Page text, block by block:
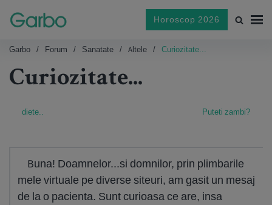
Horoscop 2026
Garbo Forum Sanatate Altele Curiozitate...
Curiozitate...
diete.. Puteti zambi?
Buna! Doamnelor...si domnilor, prin plimbarile
mele virtuale pe diverse siteuri, am gasit un mesaj
de la o pacienta. Sunt curioasa ce are, insa